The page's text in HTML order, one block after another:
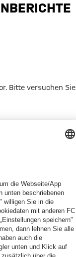
Bitte versuchen Sie